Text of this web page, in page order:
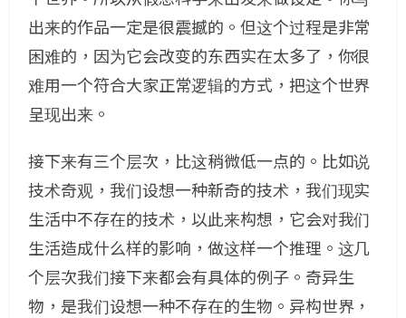
出来的作品一定是很震撼的。但这个过程是非常
困难的，因为它会改变的东西实在太多了，你很
难用一个符合大家正常逻辑的方式，把这个世界
呈现出来。
接下来有三个层次，比这稍微低一点的。比如说
技术奇观，我们设想一种新奇的技术，我们现实
生活中不存在的技术，以此来构想，它会对我们
生活造成什么样的影响，做这样一个推理。这几
个层次我们接下来都会有具体的例子。奇异生
物，是我们设想一种不存在的生物。异构世界，